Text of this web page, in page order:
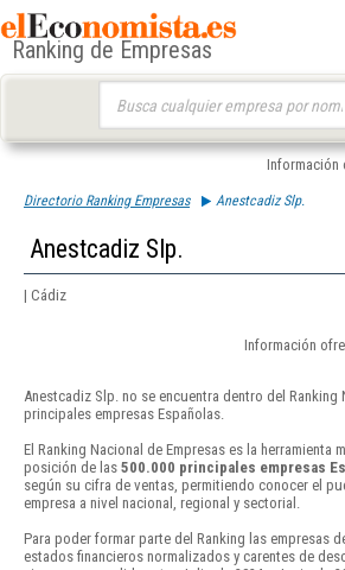
Ranking de Empresas
Directorio Ranking Empresas Anestcadiz Slp.
Anestcadiz Slp.
| Cádiz
Información
Anestcadiz Slp. no se encuentra dentro del Ranking
principales empresas Españolas.
El Ranking Nacional de Empresas es la herramienta
posición de las 500.000 principales empresas
según su cifra de ventas, permitiendo conocer el
empresa a nivel nacional, regional y sectorial.
Para poder formar parte del Ranking las empresas
estados financieros normalizados y carentes de